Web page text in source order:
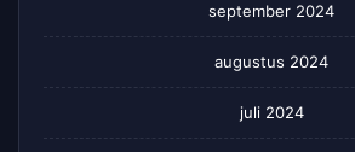
september 2024
augustus 2024
juli 2024